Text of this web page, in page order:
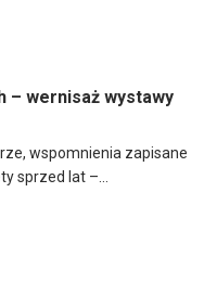
– wernisaż wystawy
wspomnienia zapisane
sprzed lat –...